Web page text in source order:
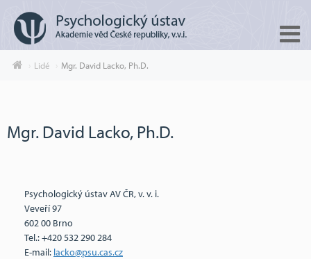
Lidé Mgr. David Lacko, Ph.D.
Mgr. David Lacko, Ph.D.
Psychologický ústav AV ČR, v. v. i.
Veveří 97
602 00 Brno
Tel.: +420 532 290 284
E-mail: lacko@psu.cas.cz